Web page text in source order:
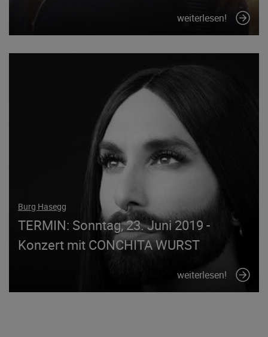
weiterlesen!
Burg Hasegg
TERMIN: Sonntag, 23. Juni 2019 -
Konzert mit CONCHITA WURST
weiterlesen!